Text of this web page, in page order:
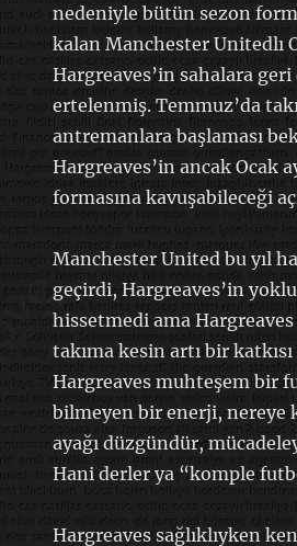
nedeniyle bütün sezon
kalan Manchester Unitedlı
Hargreaves’in sahalara
ertelenmiş. Temmuz’da
antremanlara başlaması
Hargreaves’in ancak Ocak
formasına kavuşabileceği
Manchester United bu yıl
geçirdi, Hargreaves’in
hissetmedi ama Hargreaves
takıma kesin artı bir
Hargreaves muhteşem bir
bilmeyen bir enerji, nereye
ayağı düzgündür,
Hani derler ya “komple
Hargreaves sağlıklıyken